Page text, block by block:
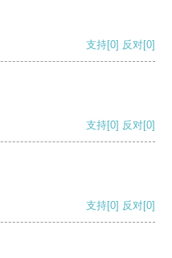
支持[0] 反对[0]
支持[0] 反对[0]
支持[0] 反对[0]